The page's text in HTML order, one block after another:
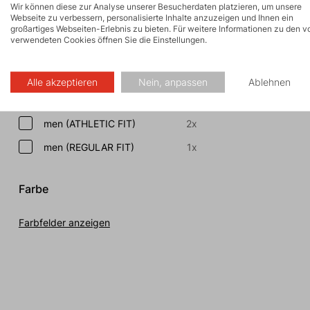
Atmungsaktiv
3x
Fast and Light
1x
men (ATHLETIC FIT)
2x
men (REGULAR FIT)
1x
Farbe
Farbfelder anzeigen
Wir können diese zur Analyse unserer Besucherdaten platzieren, um unsere
Webseite zu verbessern, personalisierte Inhalte anzuzeigen und Ihnen ein
großartiges Webseiten-Erlebnis zu bieten. Für weitere Informationen zu den
verwendeten Cookies öffnen Sie die Einstellungen.
Alle akzeptieren Nein, anpassen Ablehnen